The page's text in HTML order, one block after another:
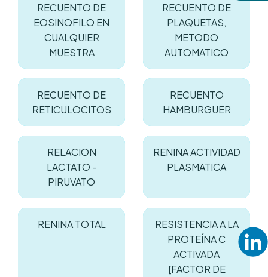
RECUENTO DE
EOSINOFILO EN
CUALQUIER
MUESTRA
RECUENTO DE
PLAQUETAS,
METODO
AUTOMATICO
RECUENTO DE
RETICULOCITOS
RECUENTO
HAMBURGUER
RELACION
LACTATO -
PIRUVATO
RENINA ACTIVIDAD
PLASMATICA
RENINA TOTAL
RESISTENCIA A LA
PROTEÍNA C
ACTIVADA
[FACTOR DE